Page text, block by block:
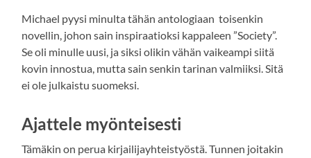
Michael pyysi minulta tähän antologiaan toisenkin
novellin, johon sain inspiraatioksi kappaleen ”Society”.
Se oli minulle uusi, ja siksi olikin vähän vaikeampi siitä
kovin innostua, mutta sain senkin tarinan valmiiksi. Sitä
ei ole julkaistu suomeksi.
Ajattele myönteisesti
Tämäkin on perua kirjailijayhteistyöstä. Tunnen joitakin